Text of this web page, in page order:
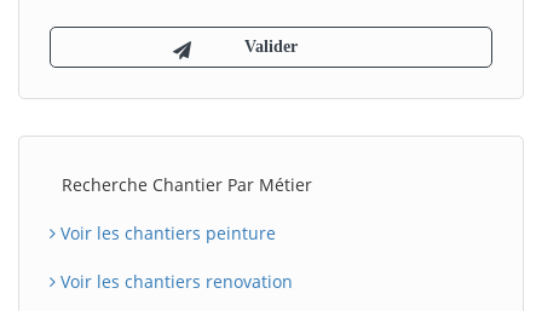
Recherche Chantier Par Métier
Voir les chantiers peinture
Voir les chantiers renovation